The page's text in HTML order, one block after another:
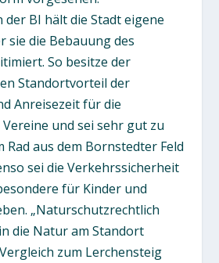
BI hält die Stadt eigene
sie die Bebauung des
So besitze der
Standortvorteil der
Anreisezeit für die
und sei sehr gut zu
Rad aus dem Bornstedter Feld
sei die Verkehrssicherheit
für Kinder und
„Naturschutzrechtlich
die Natur am Standort
zum Lerchensteig